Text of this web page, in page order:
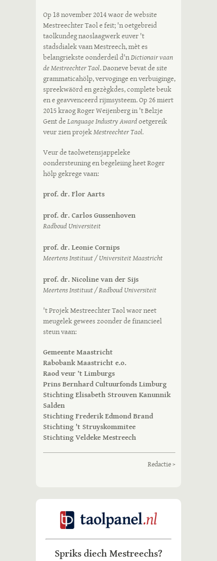
Op 18 november 2014 waor de website
Mestreechter Taol e feit; 'n oetgebreid
taolkundeg naoslaagwerk euver 't
stadsdialek vaan Mestreech, mèt es
belangriekste oonderdeil d'nDictionair vaan
de Mestreechter Taol. Daoneve bevat de site
grammaticahölp, vervoginge en verbuiginge,
spreekwäörd en gezègkdes, complete beuk
en e geavvenceerd rijmsysteem. Op 26 miert
2015 kraog Roger Weijenberg in 't Belzje
Gent deLanguage Industry Awardoetgereik
veur zien projekMestreechter Taol.
Veur de taolwetensjappeleke
oondersteuning en begeleiing heet Roger
hölp gekrege vaan:
prof. dr. Flor Aarts
prof. dr. Carlos Gussenhoven
Radboud Universiteit
prof. dr. Leonie Cornips
Meertens Instituut / Universiteit Maastricht
prof. dr. Nicoline van der Sijs
Meertens Instituut / Radboud Universiteit
't Projek Mestreechter Taol waor neet
meugelek gewees zoonder de financieel
steun vaan:
Gemeente Maastricht
Rabobank Maastricht e.o.
Raod veur ’t Limburgs
Prins Bernhard Cultuurfonds Limburg
Stichting Elisabeth Strouven Kanunnik
Salden
Stichting Frederik Edmond Brand
Stichting 't Struyskommitee
Stichting Veldeke Mestreech
Redactie >
Spriks diech Mestreechs?